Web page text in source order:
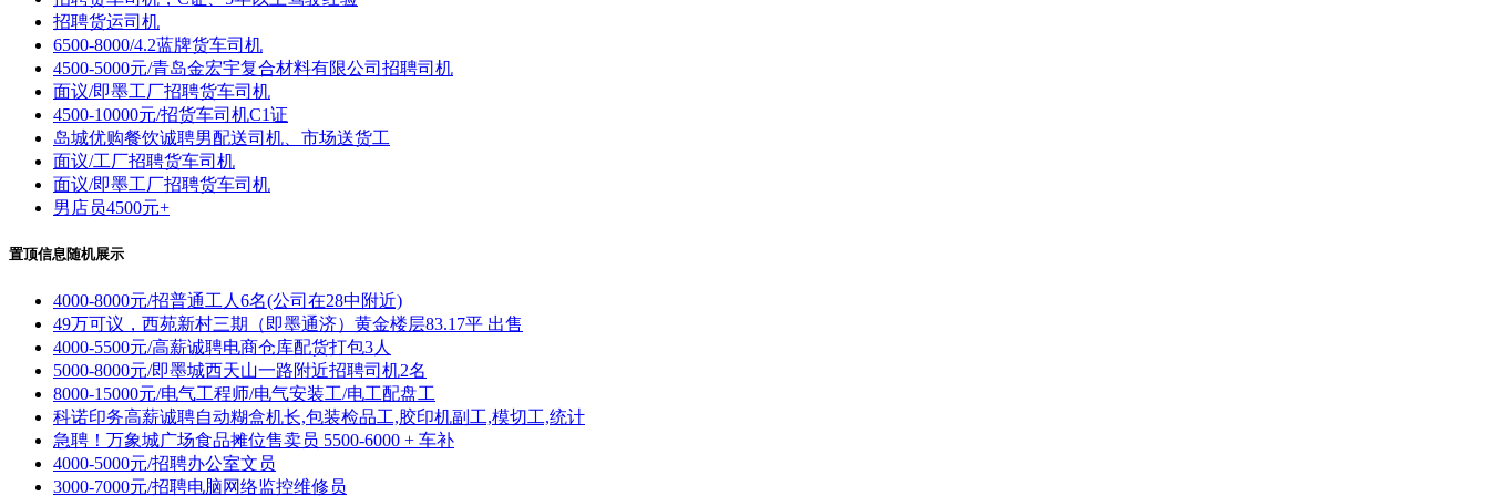
招聘货运司机
6500-8000/4.2蓝牌货车司机
4500-5000元/青岛金宏宇复合材料有限公司招聘司机
面议/即墨工厂招聘货车司机
4500-10000元/招货车司机C1证
岛城优购餐饮诚聘男配送司机、市场送货工
面议/工厂招聘货车司机
面议/即墨工厂招聘货车司机
男店员4500元+
置顶信息随机展示
4000-8000元/招普通工人6名(公司在28中附近)
49万可议，西苑新村三期（即墨通济）黄金楼层83.17平 出售
4000-5500元/高薪诚聘电商仓库配货打包3人
5000-8000元/即墨城西天山一路附近招聘司机2名
8000-15000元/电气工程师/电气安装工/电工配盘工
科诺印务高薪诚聘自动糊盒机长,包装检品工,胶印机副工,模切工,统计
急聘！万象城广场食品摊位售卖员 5500-6000 + 车补
4000-5000元/招聘办公室文员
3000-7000元/招聘电脑网络监控维修员